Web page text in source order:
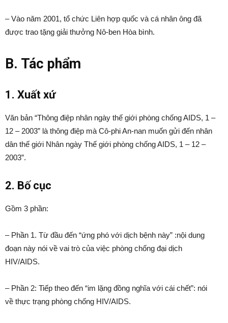
– Vào năm 2001, tổ chức Liên hợp quốc và cá nhân ông đã
được trao tặng giải thưởng Nô-ben Hòa bình.
B. Tác phẩm
1. Xuất xứ
Văn bản “Thông điệp nhân ngày thế giới phòng chống AIDS, 1 –
12 – 2003” là thông điệp mà Cô-phi An-nan muốn gửi đến nhân
dân thế giới Nhân ngày Thế giới phòng chống AIDS, 1 – 12 –
2003”.
2. Bố cục
Gồm 3 phần:
– Phần 1. Từ đầu đến “ứng phó với dịch bệnh này” :nội dung
đoạn này nói về vai trò của việc phòng chống đại dịch
HIV/AIDS.
– Phần 2: Tiếp theo đến “im lặng đồng nghĩa với cái chết”: nói
về thực trạng phòng chống HIV/AIDS.